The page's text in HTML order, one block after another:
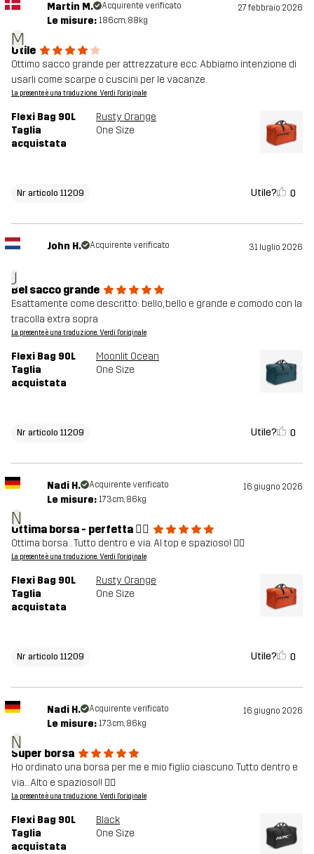
M
Martin M. Acquirente verificato 27 febbraio 2026
Le misure: 186cm, 88kg
Utile
Ottimo sacco grande per attrezzature ecc. Abbiamo intenzione di
usarli come scarpe o cuscini per le vacanze.
La presente è una traduzione. Verdi l'originale
Flexi Bag 90L
Rusty Orange
Taglia
acquistata
One Size
Nr articolo 11209 Utile? 0
J
John H. Acquirente verificato 31 luglio 2026
Bel sacco grande
Esattamente come descritto: bello, bello e grande e comodo con la
tracolla extra sopra
La presente è una traduzione. Verdi l'originale
Flexi Bag 90L
Moonlit Ocean
Taglia
acquistata
One Size
Nr articolo 11209 Utile? 0
N
Nadi H. Acquirente verificato 16 giugno 2026
Le misure: 173cm, 86kg
Ottima borsa - perfetta 👌🏻
Ottima borsa. . Tutto dentro e via. Al top e spazioso! 👍🏻
La presente è una traduzione. Verdi l'originale
Flexi Bag 90L
Rusty Orange
Taglia
acquistata
One Size
Nr articolo 11209 Utile? 0
N
Nadi H. Acquirente verificato 16 giugno 2026
Le misure: 173cm, 86kg
Super borsa
Ho ordinato una borsa per me e mio figlio ciascuno. Tutto dentro e
via... Alto e spazioso!! 👍🏻
La presente è una traduzione. Verdi l'originale
Flexi Bag 90L
Black
Taglia
acquistata
One Size